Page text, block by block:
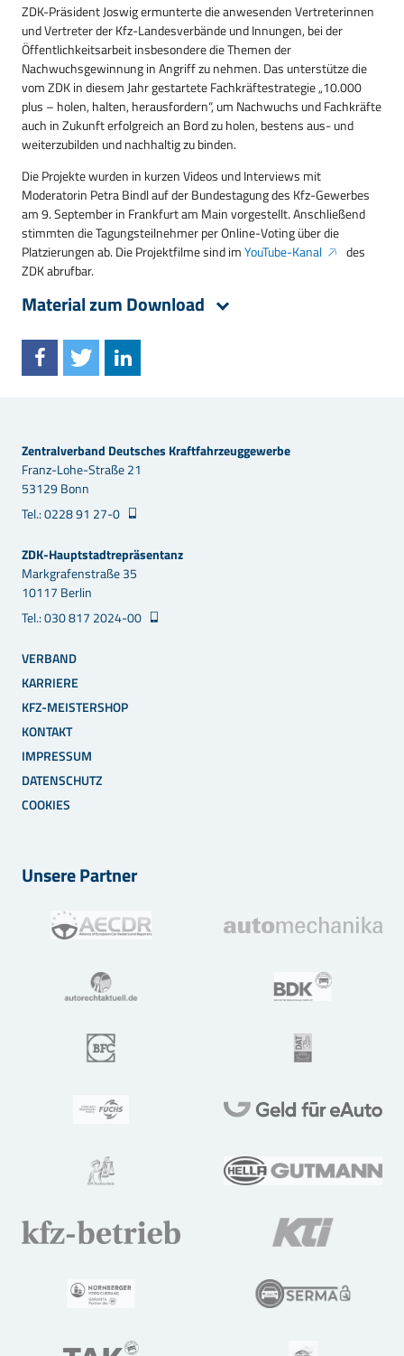
ZDK-Präsident Joswig ermunterte die anwesenden Vertreterinnen
und Vertreter der Kfz-Landesverbände und Innungen, bei der
Öffentlichkeitsarbeit insbesondere die Themen der
Nachwuchsgewinnung in Angriff zu nehmen. Das unterstütze die
vom ZDK in diesem Jahr gestartete Fachkräftestrategie „10.000
plus – holen, halten, herausfordern“, um Nachwuchs und Fachkräfte
auch in Zukunft erfolgreich an Bord zu holen, bestens aus- und
weiterzubilden und nachhaltig zu binden.
Die Projekte wurden in kurzen Videos und Interviews mit
Moderatorin Petra Bindl auf der Bundestagung des Kfz-Gewerbes
am 9. September in Frankfurt am Main vorgestellt. Anschließend
stimmten die Tagungsteilnehmer per Online-Voting über die
Platzierungen ab. Die Projektfilme sind imYouTube-Kanal
des
ZDK abrufbar.
Material zum Download
Zentralverband Deutsches Kraftfahrzeuggewerbe
Franz-Lohe-Straße 21
53129 Bonn
Tel.: 0228 91 27-0
ZDK-Hauptstadtrepräsentanz
Markgrafenstraße 35
10117 Berlin
Tel.: 030 817 2024-00
VERBAND
KARRIERE
KFZ-MEISTERSHOP
KONTAKT
IMPRESSUM
DATENSCHUTZ
COOKIES
Unsere Partner